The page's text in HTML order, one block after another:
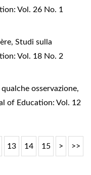
Vol. 26 No. 1
, Studi sulla
Vol. 18 No. 2
osservazione,
of Education: Vol. 12
13 14 15 > >>